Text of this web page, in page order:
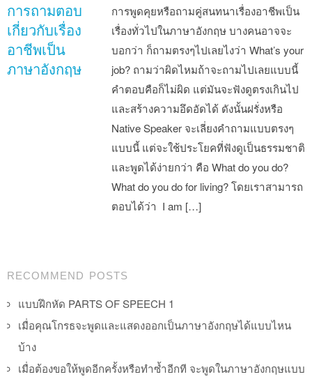
การถามตอบ
เกี่ยวกับเรื่อง
อาชีพเป็น
ภาษาอังกฤษ
การพูดคุยหรือถามคู่สนทนาเรื่องอาชีพเป็น
เรื่องทั่วไปในภาษาอังกฤษ บางคนอาจจะ
บอกว่า ก็ถามตรงๆไปเลยไงว่า What’s your
job? ถามว่าผิดไหมถ้าจะถามไปเลยแบบนี้
คำตอบคือก็ไม่ผิด แต่มันจะฟังดูตรงเกินไป
และสร้างความอึดอัดได้ ดังนั้นฝรั่งหรือ
Native Speaker จะเลี่ยงคำถามแบบตรงๆ
แบบนี้ แต่จะใช้ประโยคที่ฟังดูเป็นธรรมชาติ
และพูดได้ง่ายกว่า คือ What do you do?
What do you do for living? โดยเราสามารถ
ตอบได้ว่า I am […]
Post navigation
RECOMMEND POSTS
แบบฝึกหัด PARTS OF SPEECH 1
เมื่อคุณโกรธจะพูดและแสดงออกเป็นภาษาอังกฤษได้แบบไหน
บ้าง
เมื่อต้องขอให้พูดอีกครั้งหรือทำซ้ำอีกที จะพูดในภาษาอังกฤษแบบ